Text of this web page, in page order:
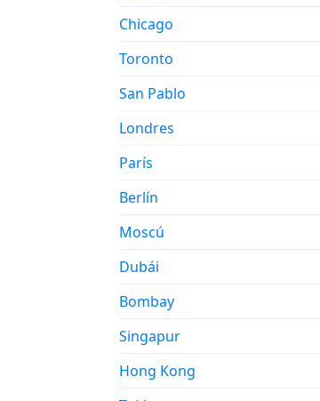
Chicago
Toronto
San Pablo
Londres
París
Berlín
Moscú
Dubái
Bombay
Singapur
Hong Kong